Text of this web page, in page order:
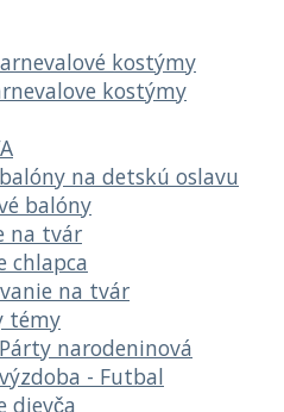
kostýmy
kostýmy
na detskú oslavu
balóny
na tvár
chlapca
na tvár
témy
Párty narodeninová
výzdoba - Futbal
dievča